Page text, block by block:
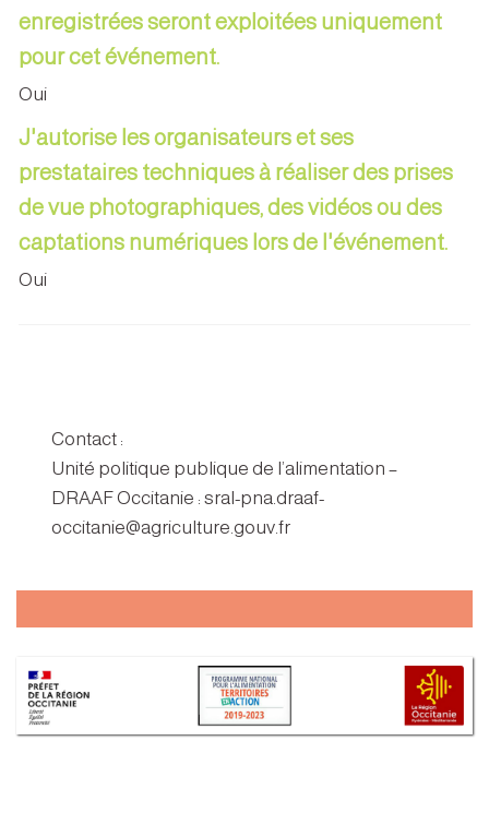
enregistrées seront exploitées uniquement
pour cet événement.
Oui
J'autorise les organisateurs et ses
prestataires techniques à réaliser des prises
de vue photographiques, des vidéos ou des
captations numériques lors de l'événement.
Oui
Contact :
Unité politique publique de l’alimentation –
DRAAF Occitanie : sral-pna.draaf-
occitanie@agriculture.gouv.fr